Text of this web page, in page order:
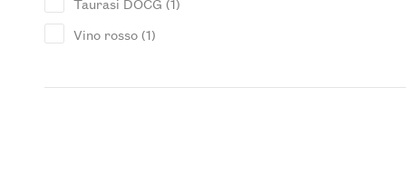
Vino rosso (1)